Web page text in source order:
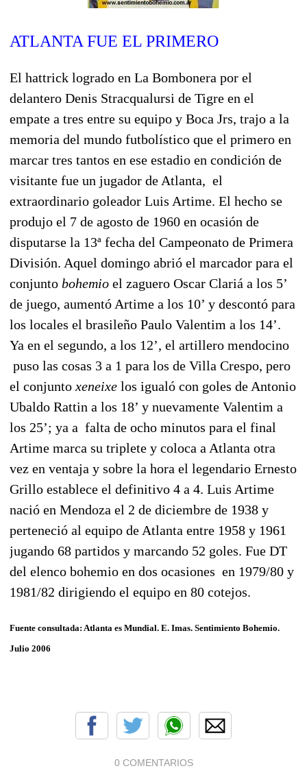
ATLANTA FUE EL PRIMERO
El hattrick logrado en La Bombonera por el
delantero Denis Stracqualursi de Tigre en el
empate a tres entre su equipo y Boca Jrs, trajo a la
memoria del mundo futbolístico que el primero en
marcar tres tantos en ese estadio en condición de
visitante fue un jugador de Atlanta, el
extraordinario goleador Luis Artime. El hecho se
produjo el 7 de agosto de 1960 en ocasión de
disputarse la 13ª fecha del Campeonato de Primera
División. Aquel domingo abrió el marcador para el
conjunto bohemio el zaguero Oscar Clariá a los 5’
de juego, aumentó Artime a los 10’ y descontó para
los locales el brasileño Paulo Valentim a los 14’.
Ya en el segundo, a los 12’, el artillero mendocino
puso las cosas 3 a 1 para los de Villa Crespo, pero
el conjunto xeneixe los igualó con goles de Antonio
Ubaldo Rattin a los 18’ y nuevamente Valentim a
los 25’; ya a falta de ocho minutos para el final
Artime marca su triplete y coloca a Atlanta otra
vez en ventaja y sobre la hora el legendario Ernesto
Grillo establece el definitivo 4 a 4. Luis Artime
nació en Mendoza el 2 de diciembre de 1938 y
perteneció al equipo de Atlanta entre 1958 y 1961
jugando 68 partidos y marcando 52 goles. Fue DT
del elenco bohemio en dos ocasiones en 1979/80 y
1981/82 dirigiendo el equipo en 80 cotejos.
Fuente consultada: Atlanta es Mundial. E. Imas. Sentimiento Bohemio.
Julio 2006
0 COMENTARIOS